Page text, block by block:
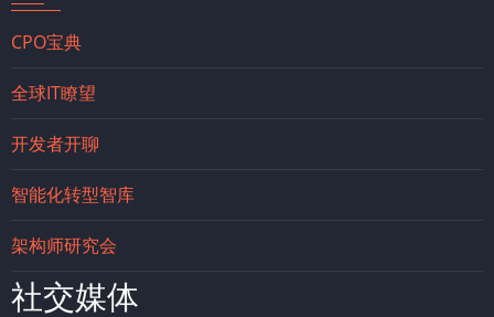
CPO宝典
全球IT瞭望
开发者开聊
智能化转型智库
架构师研究会
社交媒体